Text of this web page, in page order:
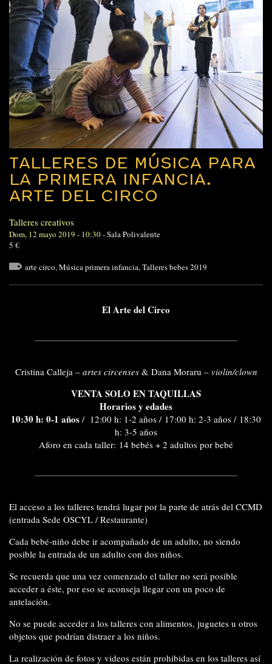
TALLERES DE MÚSICA PARA
LA PRIMERA INFANCIA.
ARTE DEL CIRCO
Talleres creativos
Dom, 12 mayo 2019 - 10:30-Sala Polivalente
5 €
arte circo,Música primera infancia,Talleres bebes 2019
El Arte del Circo
Cristina Calleja – artes circenses& Dana Moraru – violin/clown
VENTA SOLO EN TAQUILLAS
Horarios y edades
10:30 h: 0-1 años / 12:00 h: 1-2 años / 17:00 h: 2-3 años / 18:30
h: 3-5 años
Aforo en cada taller: 14 bebés + 2 adultos por bebé
El acceso a los talleres tendrá lugar por la parte de atrás del CCMD
(entrada Sede OSCYL / Restaurante)
Cada bebé-niño debe ir acompañado de un adulto, no siendo
posible la entrada de un adulto con dos niños.
Se recuerda que una vez comenzado el taller no será posible
acceder a éste, por eso se aconseja llegar con un poco de
antelación.
No se puede acceder a los talleres con alimentos, juguetes u otros
objetos que podrían distraer a los niños.
La realización de fotos y videos están prohibidas en los talleres así